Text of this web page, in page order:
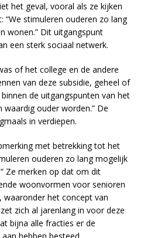
het geval, vooral als ze kijken
“We stimuleren ouderen zo lang
wonen.” Dit uitgangspunt
een sterk sociaal netwerk.
of het college en de andere
van deze subsidie, geheel of
de uitgangspunten van het
waardig ouder worden.” De
in verdiepen.
met betrekking tot het
ouderen zo lang mogelijk
Ze merken op dat om dit
woonvormen voor senioren
het concept van
zich al jarenlang in voor deze
bijna alle fracties er de